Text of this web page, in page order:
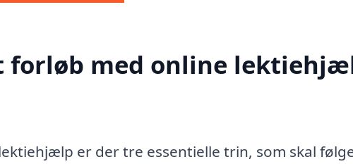
forløb med online
er der tre essentielle trin, som skal